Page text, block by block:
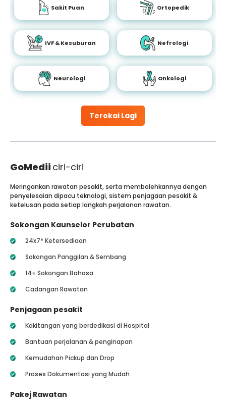
Terokai Lagi
Sakit Puan Ortopedik
IVF & Kesuburan Nefrologi
Neurologi Onkologi
GoMedii ciri-ciri
Meringankan rawatan pesakit, serta membolehkannya dengan
penyelesaian dipacu teknologi, sistem penjagaan pesakit &
ketelusan pada setiap langkah perjalanan rawatan.
Sokongan Kaunselor Perubatan
24x7* Ketersediaan
Sokongan Panggilan & Sembang
14+ Sokongan Bahasa
Cadangan Rawatan
Penjagaan pesakit
Kakitangan yang berdedikasi di Hospital
Bantuan perjalanan & penginapan
Kemudahan Pickup dan Drop
Proses Dokumentasi yang Mudah
Pakej Rawatan